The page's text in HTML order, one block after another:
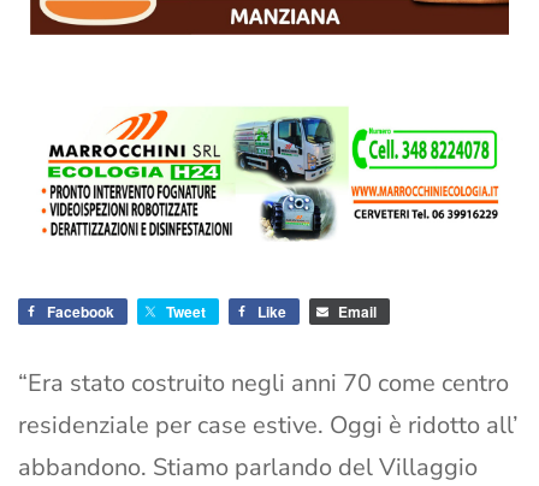
Facebook Tweet Like Email
“Era stato costruito negli anni 70 come centro
residenziale per case estive. Oggi è ridotto all’
abbandono. Stiamo parlando del Villaggio